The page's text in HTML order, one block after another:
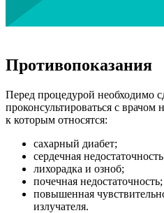
Противопоказания
Перед процедурой необходимо
проконсультироваться с
к которым относятся:
сахарный диабет;
сердечная
лихорадка и озноб;
почечная недостаточность;
повышенная
излучателя.